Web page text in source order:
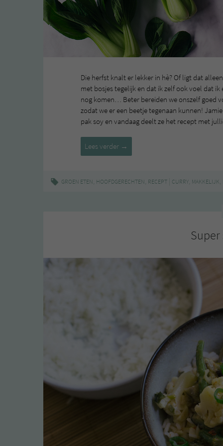
Die herfst knalt er lekker in hè? Of ligt dat
met bosjes tegelijk en dat ik zelf ook voel dat
nog komen… Beter bereiden we onszelf goed
zodat we er een beetje tegenaan kunnen!
pak soy en vandaag deelt ze het recept met
Lees verder Pak
Choy
→
GROEN ETEN, HOOFDGERECHTEN, RECEPT CURRY, MAKKELIJK,